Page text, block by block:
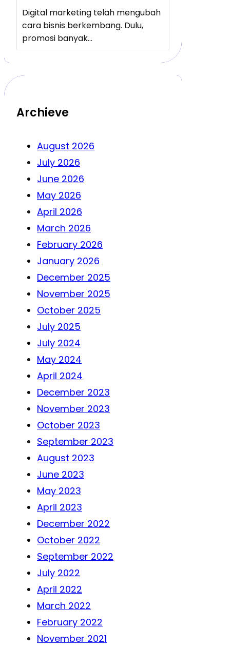
Digital marketing telah mengubah
cara bisnis berkembang. Dulu,
promosi banyak…
Archieve
August 2026
July 2026
June 2026
May 2026
April 2026
March 2026
February 2026
January 2026
December 2025
November 2025
October 2025
July 2025
July 2024
May 2024
April 2024
December 2023
November 2023
October 2023
September 2023
August 2023
June 2023
May 2023
April 2023
December 2022
October 2022
September 2022
July 2022
April 2022
March 2022
February 2022
November 2021